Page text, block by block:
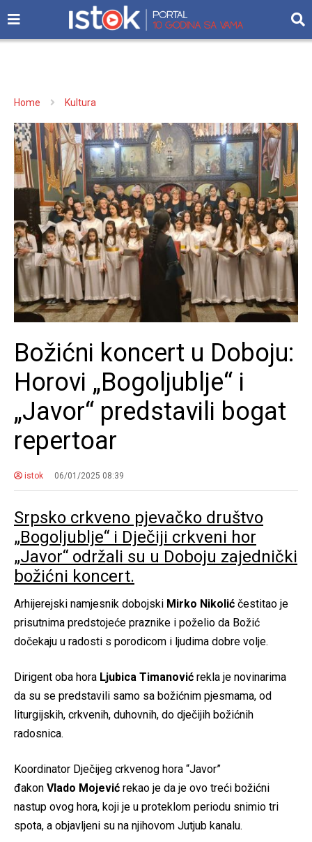
Home Kultura
Božićni koncert u Doboju:
Horovi „Bogoljublje“ i
„Javor“ predstavili bogat
repertoar
istok 06/01/2025 08:39
Srpsko crkveno pjevačko društvo
„Bogoljublje“ i Dječiji crkveni hor
„Javor“ održali su u Doboju zajednički
božićni koncert.
Arhijerejski namjesnik dobojski Mirko Nikolić čestitao je
prisutnima predstojeće praznike i poželio da Božić
dočekaju u radosti s porodicom i ljudima dobre volje.
Dirigent oba hora Ljubica Timanović rekla je novinarima
da su se predstavili samo sa božićnim pjesmama, od
liturgijskih, crkvenih, duhovnih, do dječijih božićnih
radosnica.
Koordinator Dječijeg crkvenog hora “Javor”
đakon Vlado Mojević rekao je da je ovo treći božićni
nastup ovog hora, koji je u proteklom periodu snimio tri
spota, a objavljeni su na njihovom Jutjub kanalu.